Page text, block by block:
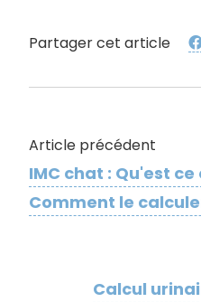
Partager cet article
Article précédent
IMC chat : Qu'est ce
Comment le
Calcul